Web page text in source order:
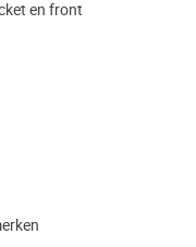
en front